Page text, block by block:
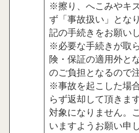
※擦り、へこみやキ
ず「事故扱い」とな
記の手続きをお願い
※必要な手続きが取
険・保証の適用外と
のご負担となるので
※事故を起こした場
らず返却して頂きま
対象になりません。
いますようお願い申